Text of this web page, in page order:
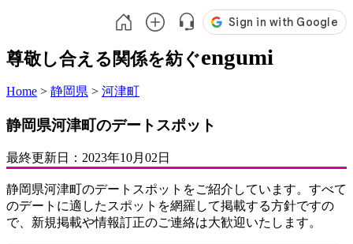
尊敬し合える関係を紡ぐengumi
Home > 静岡県 > 河津町
静岡県河津町のデートスポット
最終更新日： 2023年10月02日
静岡県河津町のデートスポットをご紹介しています。すべて
のデートに適したスポットを網羅して掲載する方針ですの
で、新規掲載や情報訂正のご連絡は大歓迎いたします。